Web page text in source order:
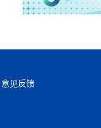
意见反馈